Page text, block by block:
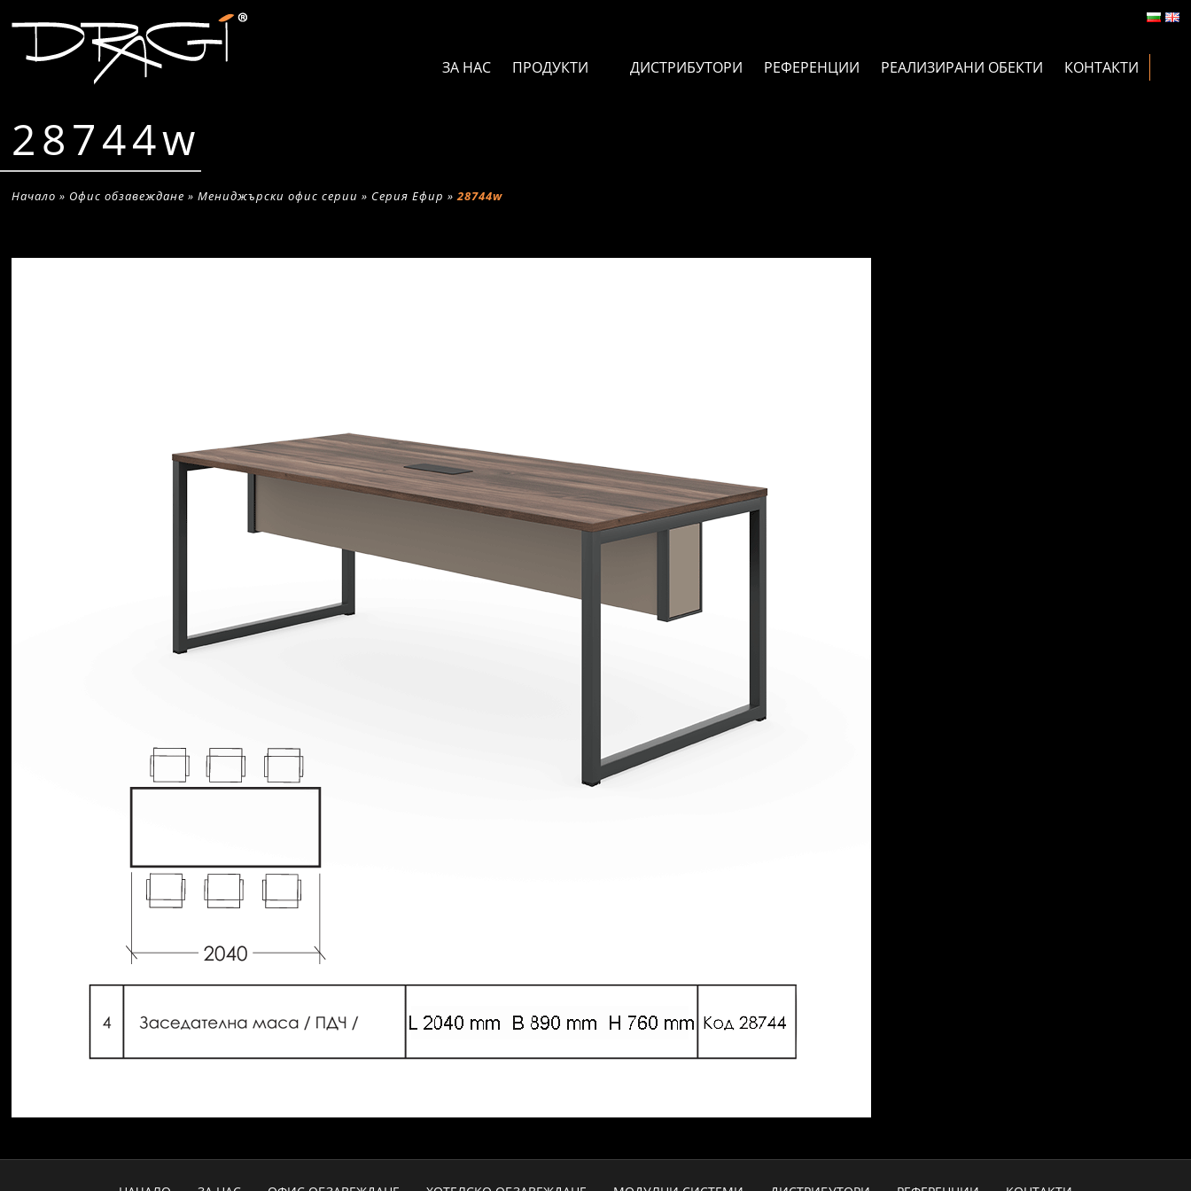
ЗА НАС ПРОДУКТИ ДИСТРИБУТОРИ РЕФЕРЕНЦИИ РЕАЛИЗИРАНИ ОБЕКТИ КОНТАКТИ
28744w
Начало » Офис обзавеждане »Мениджърски офис серии » Серия Ефир »28744w